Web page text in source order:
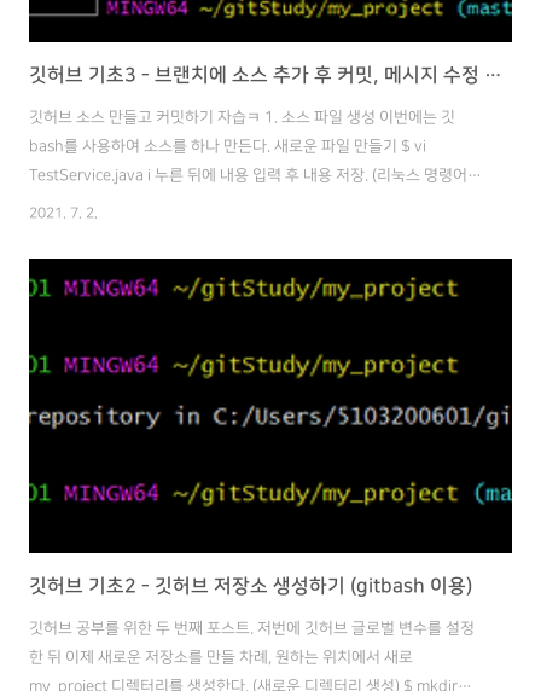
깃허브 기초3 - 브랜치에 소스 추가 후 커밋, 메시지 수정 (gitbash 이용)
깃허브 소스 만들고 커밋하기 자습ㅋ 1. 소스 파일 생성 이번에는 깃
bash를 사용하여 소스를 하나 만든다. 새로운 파일 만들기 $ vi
TestService.java i 누른 뒤에 내용 입력 후 내용 저장. (리눅스 명령어랑
같으니 자세한 건 생략) 2. 로컬 레파지토리(브랜치) 등록 '$ git status'
고 있지 않으므로 Untracked files 라고도 나온다. 아래 명령어로 해당
소스를 로컬 레파지토리에 등록한다. $ git add ./소스파일명 그다음에
소스 커밋 명령어는 간단하게 아래와 같다. $ git commit 그러면 아래와
같이..
2021. 7. 2.
깃허브 기초2 - 깃허브 저장소 생성하기 (gitbash 이용)
깃허브 공부를 위한 두 번째 포스트. 저번에 깃허브 글로벌 변수를 설정
한 뒤 이제 새로운 저장소를 만들 차례, 원하는 위치에서 새로
my_project 디렉터리를 생성한다. (새로운 디렉터리 생성) $ mkdir